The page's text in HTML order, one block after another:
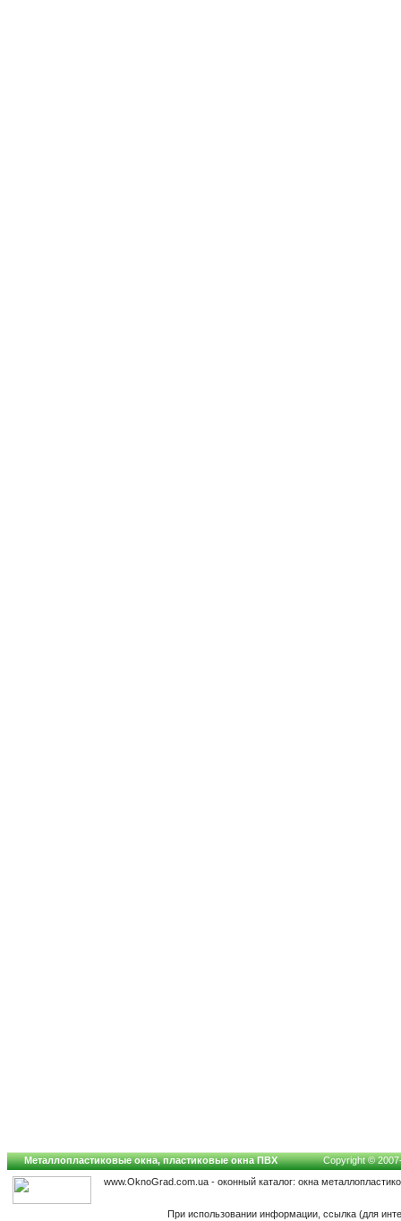
Металлопластиковые окна, пластиковые окна ПВХ
Copyright ©
www.OknoGrad.com.ua - оконный каталог: окна
При использовании информации, ссылка (для